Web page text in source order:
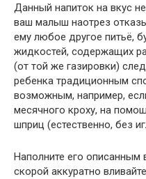
Данный напиток на вкус
ваш малыш наотрез
ему любое другое питьё,
жидкостей, содержащих
(от той же газировки)
ребенка традиционным
возможным, например,
месячного кроху, на
шприц (естественно, без
Наполните его
скорой аккуратно